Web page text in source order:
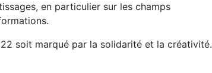
en particulier sur les champs
soit marqué par la solidarité et la créativité.